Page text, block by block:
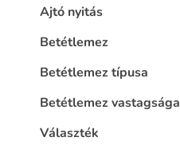
Ajtó nyitás
Betétlemez
Betétlemez típusa
Betétlemez vastagsága
Választék